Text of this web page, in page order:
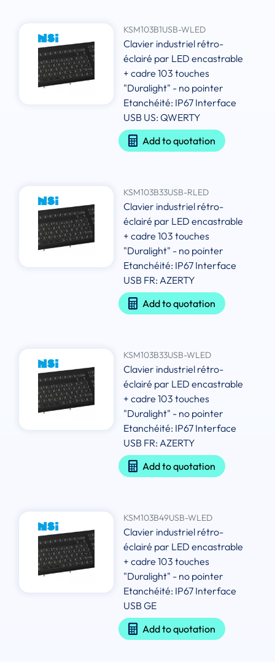
KSM103B1USB-WLED
Clavier industriel rétro-
éclairé par LED encastrable
+ cadre 103 touches
"Duralight" - no pointer
Etanchéité: IP67 Interface
USB US: QWERTY
Add to quotation
KSM103B33USB-RLED
Clavier industriel rétro-
éclairé par LED encastrable
+ cadre 103 touches
"Duralight" - no pointer
Etanchéité: IP67 Interface
USB FR: AZERTY
Add to quotation
KSM103B33USB-WLED
Clavier industriel rétro-
éclairé par LED encastrable
+ cadre 103 touches
"Duralight" - no pointer
Etanchéité: IP67 Interface
USB FR: AZERTY
Add to quotation
KSM103B49USB-WLED
Clavier industriel rétro-
éclairé par LED encastrable
+ cadre 103 touches
"Duralight" - no pointer
Etanchéité: IP67 Interface
USB GE
Add to quotation